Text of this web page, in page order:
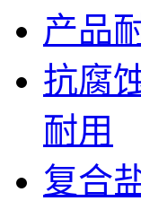
产品
抗腐
耐用
复合